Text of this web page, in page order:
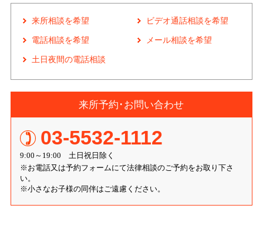
来所相談を希望 ビデオ通話相談を希望
電話相談を希望 メール相談を希望
土日夜間の電話相談
来所予約･お問い合わせ
03-5532-1112
9:00～19:00 土日祝日除く
※お電話又は予約フォームにて法律相談のご予約をお取り下さ
い。
※小さなお子様の同伴はご遠慮ください。